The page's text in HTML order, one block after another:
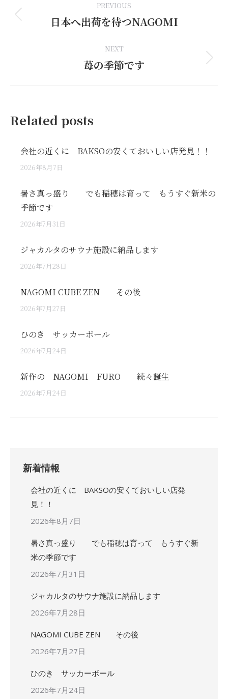
navigation
PREVIOUS
Previous
日本へ出荷を待つNAGOMI
NEXT
Next
苺の季節です
Related posts
会社の近くに BAKSOの安くておいしい店発見！！
2026年8月7日
暑さ真っ盛り でも稲穂は育って もうすぐ新米の
季節です
2026年7月31日
ジャカルタのサウナ施設に納品します
2026年7月28日
NAGOMI CUBE ZEN その後
2026年7月27日
ひのき サッカーボール
2026年7月24日
新作の NAGOMI FURO 続々誕生
2026年7月24日
新着情報
会社の近くに BAKSOの安くておいしい店発
見！！
2026年8月7日
暑さ真っ盛り でも稲穂は育って もうすぐ新
米の季節です
2026年7月31日
ジャカルタのサウナ施設に納品します
2026年7月28日
NAGOMI CUBE ZEN その後
2026年7月27日
ひのき サッカーボール
2026年7月24日